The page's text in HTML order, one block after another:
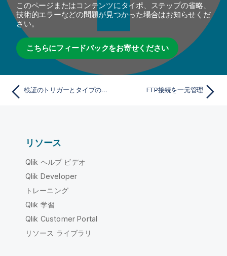
このページまたはコンテンツにタイポ、ステップの省略、
技術的エラーなどの問題が見つかった場合はお知らせくだ
さい。
こちらにフィードバックをお寄せください
検証のトリガーとタイプの選択 FTP接続を一元管理
リソース
Qlik ヘルプ ビデオ
Qlik Developer
トレーニング
Qlik 学習
Qlik Customer Portal
リソース ライブラリ